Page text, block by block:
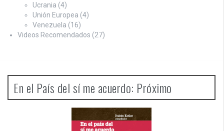
Ucrania (4)
Unión Europea (4)
Venezuela (16)
Videos Recomendados (27)
En el País del sí me acuerdo: Próximo